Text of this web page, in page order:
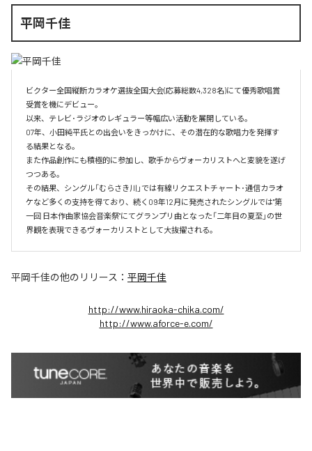
平岡千佳
ビクター全国縦断カラオケ選抜全国大会(応募総数4,328名)にて優秀歌唱賞
受賞を機にデビュー。
以来、テレビ･ラジオのレギュラー等幅広い活動を展開している。
07年、小田純平氏との出会いをきっかけに、その潜在的な歌唱力を発揮す
る結果となる。
また作品創作にも積極的に参加し、歌手からヴォーカリストへと変貌を遂げ
つつある。
その結果、シングル「むらさき川」では有線リクエストチャート･通信カラオ
ケなど多くの支持を得ており、続く09年12月に発売されたシングルでは"第
一回 日本作曲家協会音楽祭"にてグランプリ曲となった「二年目の夏至」の世
界観を表現できるヴォーカリストとして大抜擢される。
平岡千佳の他のリリース： 平岡千佳
http://www.hiraoka-chika.com/
http://www.aforce-e.com/